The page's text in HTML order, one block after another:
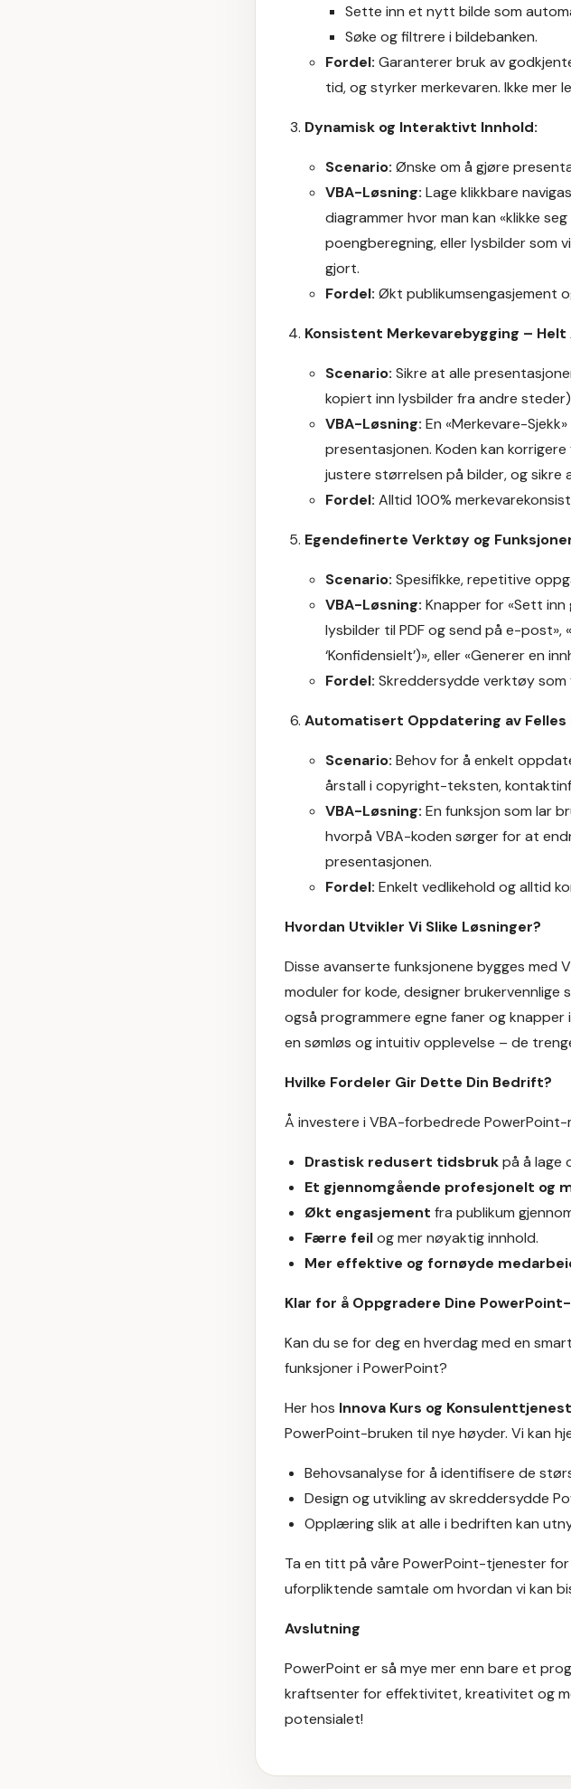
Sette inn et nytt bilde som
Søke og filtrere i bildebanken.
Fordel: Garanterer bruk av
tid, og styrker merkevaren. Ikke mer
Dynamisk og Interaktivt Innhold:
Scenario: Ønske om å gjøre
VBA-Løsning: Lage klikkbare
diagrammer hvor man kan «klikke
poengberegning, eller lysbilder som
gjort.
Fordel: Økt publikumsengasjement
Konsistent Merkevarebygging –
Scenario: Sikre at alle
kopiert inn lysbilder fra andre
VBA-Løsning: En «Merkevare-
presentasjonen. Koden kan
justere størrelsen på bilder, og
Fordel: Alltid 100%
Egendefinerte Verktøy og
Scenario: Spesifikke, repetitive
VBA-Løsning: Knapper for «Sett
lysbilder til PDF og send på e-
‘Konfidensielt’)», eller «Generer en
Fordel: Skreddersydde verktøy
Automatisert Oppdatering av Felles
Scenario: Behov for å enkelt
årstall i copyright-teksten,
VBA-Løsning: En funksjon som lar
hvorpå VBA-koden sørger for at
presentasjonen.
Fordel: Enkelt vedlikehold og alltid
Hvordan Utvikler Vi Slike Løsninger?
Disse avanserte funksjonene bygges med
moduler for kode, designer brukervennlige
også programmere egne faner og
en sømløs og intuitiv opplevelse – de
Hvilke Fordeler Gir Dette Din Bedrift?
Å investere i VBA-forbedrede
Drastisk redusert tidsbrukpå å lage
Et gjennomgående profesjonelt og
Økt engasjement fra publikum
Færre feilog mer nøyaktig innhold.
Mer effektive og fornøyde
Klar for å Oppgradere Dine
Kan du se for deg en hverdag med en
funksjoner i PowerPoint?
Her hos Innova Kurs og
PowerPoint-bruken til nye høyder. Vi kan
Behovsanalyse for å identifisere de
Design og utvikling av skreddersydde
Opplæring slik at alle i bedriften kan
Ta en titt på våre PowerPoint-tjenesterfor
uforpliktende samtale om hvordan vi kan
Avslutning
PowerPoint er så mye mer enn bare et
kraftsenter for effektivitet, kreativitet og
potensialet!